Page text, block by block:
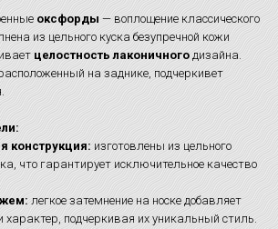
оксфорды— воплощение классического
из цельного куска безупречной кожи
целостность лаконичного дизайна.
на заднике, подчеркивет
конструкция: изготовлены из цельного
что гарантирует исключительное качество
легкое затемнение на носке добавляет
характер, подчеркивая их уникальный стиль.